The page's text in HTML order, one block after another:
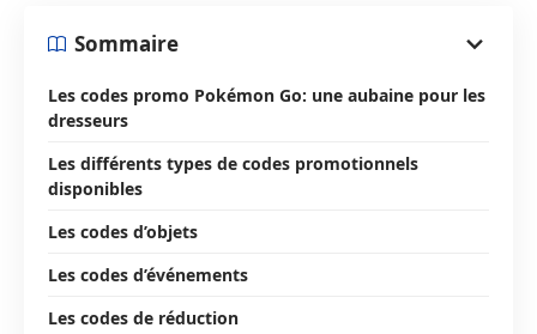
Sommaire
Les codes promo Pokémon Go: une aubaine pour les
dresseurs
Les différents types de codes promotionnels
disponibles
Les codes d’objets
Les codes d’événements
Les codes de réduction